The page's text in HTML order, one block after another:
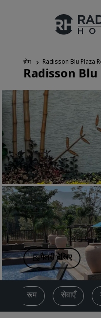
हमारे ब्रांड
Radisson Hotels ब्रांड्स
चीन में संबद्ध ब्रांड
होम Radisson Blu Plaza
Radisson
गैलरी देखिए
रूम सेवाएँ